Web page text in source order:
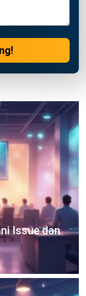
bagi
Mudah
solusi terbaik